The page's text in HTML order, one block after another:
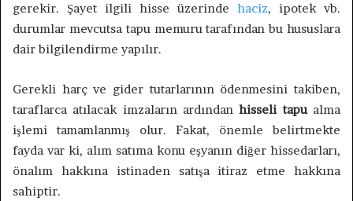
gerekir. Şayet ilgili hisse üzerinde haciz, ipotek vb.
durumlar mevcutsa tapu memuru tarafından bu hususlara
dair bilgilendirme yapılır.
Gerekli harç ve gider tutarlarının ödenmesini takiben,
taraflarca atılacak imzaların ardındanhisseli tapualma
işlemi tamamlanmış olur. Fakat, önemle belirtmekte
fayda var ki, alım satıma konu eşyanın diğer hissedarları,
önalım hakkına istinaden satışa itiraz etme hakkına
sahiptir.